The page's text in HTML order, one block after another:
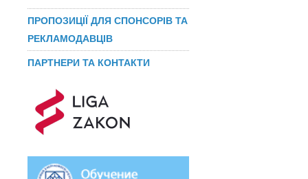
ПРОПОЗИЦІЇ ДЛЯ СПОНСОРІВ ТА
РЕКЛАМОДАВЦІВ
ПАРТНЕРИ ТА КОНТАКТИ